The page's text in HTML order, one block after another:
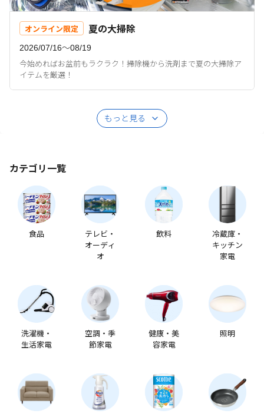
オンライン限定 夏の大掃除
2026/07/16〜08/19
今始めればお盆前もラクラク！掃除機から洗剤まで夏の大掃除ア
イテムを厳選！
もっと見る
カテゴリ一覧
食品
テレビ・
オーディ
オ
飲料
冷蔵庫・
キッチン
家電
洗濯機・
生活家電
空調・季
節家電
健康・美
容家電
照明